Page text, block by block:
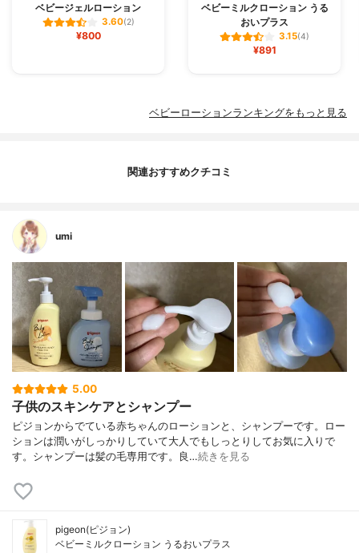
ベビージェルローション
3.60(2)
¥800
ベビーミルクローション うる
おいプラス
3.15(4)
¥891
ベビーローションランキングをもっと見る
関連おすすめクチコミ
umi
5.00
子供のスキンケアとシャンプー
ピジョンからでている赤ちゃんのローションと、シャンプーです。ロー
ションは潤いがしっかりしていて大人でもしっとりしてお気に入りで
す。シャンプーは髪の毛専用です。良…続きを見る
pigeon(ピジョン)
ベビーミルクローション うるおいプラス